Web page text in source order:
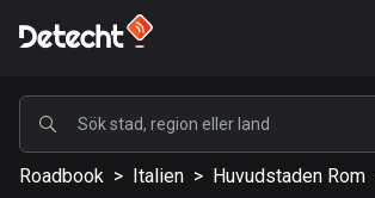
POPULÄRA
USA
Roadbook > Italien > Huvudstaden Rom